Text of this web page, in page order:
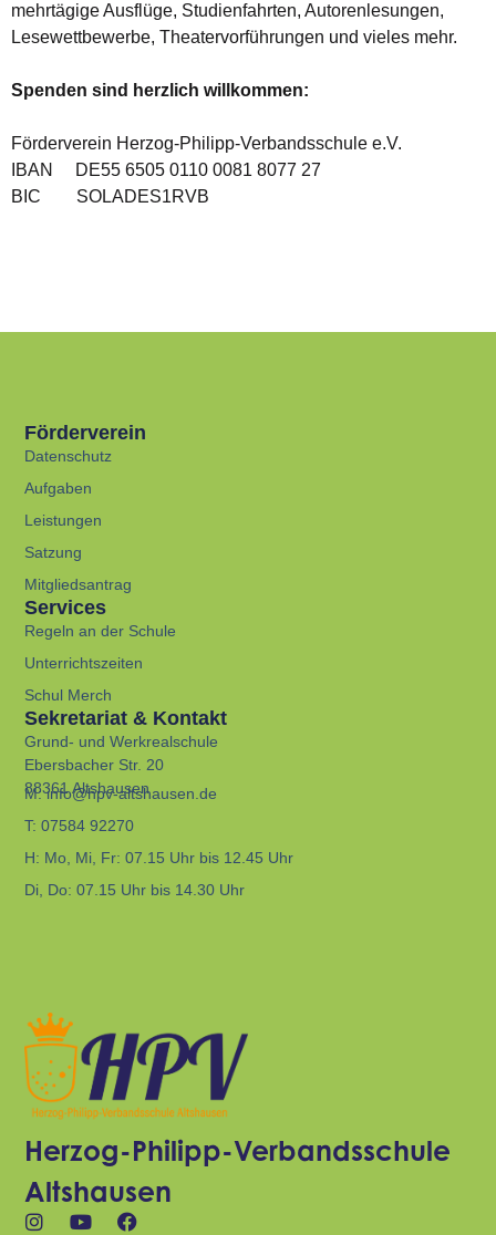
mehrtägige Ausflüge, Studienfahrten, Autorenlesungen,
Lesewettbewerbe, Theatervorführungen und vieles mehr.
Spenden sind herzlich willkommen:
Förderverein Herzog-Philipp-Verbandsschule e.V.
IBAN DE55 6505 0110 0081 8077 27
BIC SOLADES1RVB
Herzog-Philipp-Verbandsschule
Altshausen
Förderverein
Datenschutz
Aufgaben
Leistungen
Satzung
Mitgliedsantrag
Services
Regeln an der Schule
Unterrichtszeiten
Schul Merch
Sekretariat & Kontakt
Grund- und Werkrealschule
Ebersbacher Str. 20
88361 Altshausen
M:info@hpv-altshausen.de
T: 07584 92270
H: Mo, Mi, Fr: 07.15 Uhr bis 12.45 Uhr
Di, Do: 07.15 Uhr bis 14.30 Uhr